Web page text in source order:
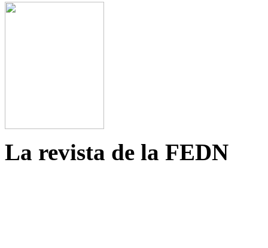
La revista de la FEDN